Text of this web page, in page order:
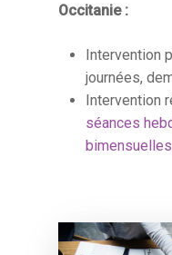
Occitanie :
Intervention
journées,
Intervention
séances
bimensuelles